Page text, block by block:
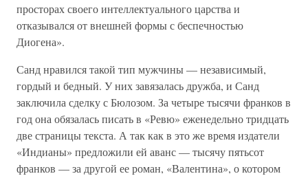
просторах своего интеллектуального царства и
отказывался от внешней формы с беспечностью
Диогена».
Санд нравился такой тип мужчины — независимый,
гордый и бедный. У них завязалась дружба, и Санд
заключила сделку с Бюлозом. За четыре тысячи франков в
год она обязалась писать в «Ревю» еженедельно тридцать
две страницы текста. А так как в это же время издатели
«Индианы» предложили ей аванс — тысячу пятьсот
франков — за другой ее роман, «Валентина», о котором